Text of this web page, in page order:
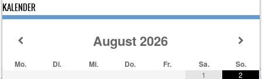
KALENDER
August 2026
Mo. Di. Mi. Do. Fr. Sa. So.
1 2